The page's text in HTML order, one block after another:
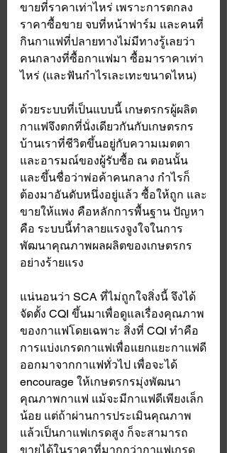
ขายที่ราคาเท่าไหร่ เพราะการตกลง
ราคาซื้อขาย จบที่หน้าฟาร์ม และคนที่
กินกาแฟที่ปลายทางไม่มีทางรู้เลยว่า
คนกลางที่ซื้อกาแฟมา ซื้อมาราคาเท่า
ไหร่ (และฟันกำไรเละเทะขนาดไหน)
ด้วยระบบที่เป็นแบบนี้ เกษตรกรผู้ผลิต
กาแฟจึงตกที่นั่งเดียวกันกับเกษตรกร
บ้านเราที่ชีวิตขึ้นอยู่กับความเมตตา
และอารมณ์ของผู้รับซื้อ ณ ตอนนั้น
และขึ้นชื่อว่าพ่อค้าคนกลาง กำไรก็
ต้องมาอันดับหนึ่งอยู่แล้ว ซื้อให้ถูก และ
ขายให้แพง คือหลักการพื้นฐาน ปัญหา
คือ ระบบนี้ทำลายแรงจูงใจในการ
พัฒนาคุณภาพผลผลิตของเกษตรกร
อย่างร้ายแรง
แน่นอนว่า SCA ที่ไม่ถูกใจสิ่งนี้ จึงได้
จัดตั้ง CQI ขึ้นมาเพื่อดูแลเรื่องคุณภาพ
ของกาแฟโดยเฉพาะ สิ่งที่ CQI ทำคือ
การแบ่งเกรดกาแฟเพื่อแยกแยะกาแฟดี
ออกมาจากกาแฟทั่วไป เพื่อจะได้
encourage ให้เกษตรกรมุ่งพัฒนา
คุณภาพกาแฟ แม้จะมีกาแฟดีเพียงเล็ก
น้อย แต่ถ้าผ่านการประเมินคุณภาพ
แล้วเป็นกาแฟเกรดสูง ก็จะสามารถ
ขายได้ในราคาที่มากกว่ากาแฟเกรด